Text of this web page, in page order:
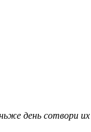
день сотвори